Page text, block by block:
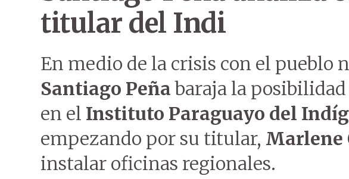
titular del Indi
En medio de la crisis con el pueblo
Santiago Peñabaraja la
en el Instituto Paraguayo del
empezando por su titular, Marlene
instalar oficinas regionales.